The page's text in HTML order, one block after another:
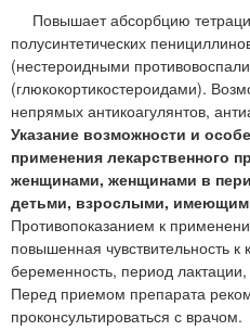
Повышает абсорбцию
полусинтетических
(нестероидными
(глюкокортикостероидами).
непрямых антикоагулянтов,
Указание возможности и
применения лекарственного
женщинами, женщинами в
детьми, взрослыми,
Противопоказанием к
повышенная чувствительность
беременность, период лактации,
Перед приемом препарата
проконсультироваться с врачом.